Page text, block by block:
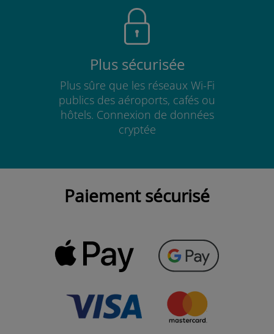
Plus sécurisée
Plus sûre que les réseaux Wi-Fi
publics des aéroports, cafés ou
hôtels. Connexion de données
cryptée
Paiement sécurisé